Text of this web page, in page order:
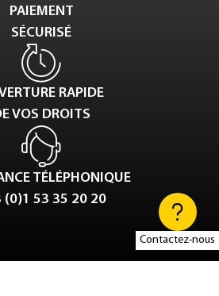
Contactez-nous
PAIEMENT
SÉCURISÉ
RAPIDE
VOS DROITS
TÉLÉPHONIQUE
(0)1 53 35 20 20